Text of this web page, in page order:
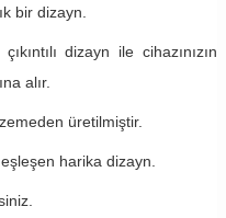
bir dizayn.
dizayn ile cihazınızın
alır.
üretilmiştir.
harika dizayn.